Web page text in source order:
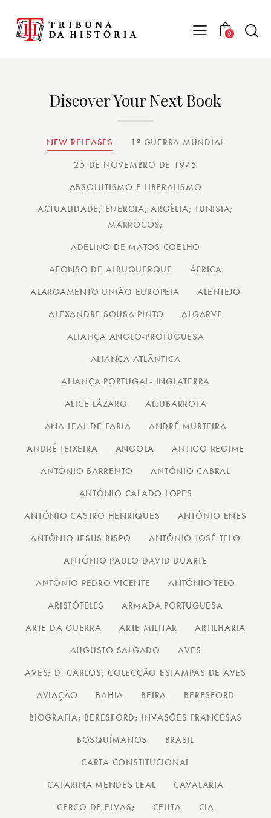
0
Discover Your Next Book
NEW RELEASES
1ª GUERRA MUNDIAL
25 DE NOVEMBRO DE 1975
ABSOLUTISMO E LIBERALISMO
ACTUALIDADE; ENERGIA; ARGÈLIA; TUNISIA;
MARROCOS;
ADELINO DE MATOS COELHO
AFONSO DE ALBUQUERQUE
ÁFRICA
ALARGAMENTO UNIÃO EUROPEIA
ALENTEJO
ALEXANDRE SOUSA PINTO
ALGARVE
ALIANÇA ANGLO-PROTUGUESA
ALIANÇA ATLÂNTICA
ALIANÇA PORTUGAL- INGLATERRA
ALICE LÁZARO
ALJUBARROTA
ANA LEAL DE FARIA
ANDRÉ MURTEIRA
ANDRÉ TEIXEIRA
ANGOLA
ANTIGO REGIME
ANTÓNIO BARRENTO
ANTÓNIO CABRAL
ANTÓNIO CALADO LOPES
ANTÓNIO CASTRO HENRIQUES
ANTÓNIO ENES
ANTÓNIO JESUS BISPO
ANTÓNIO JOSÉ TELO
ANTÓNIO PAULO DAVID DUARTE
ANTÓNIO PEDRO VICENTE
ANTÓNIO TELO
ARISTÓTELES
ARMADA PORTUGUESA
ARTE DA GUERRA
ARTE MILITAR
ARTILHARIA
AUGUSTO SALGADO
AVES
AVES; D. CARLOS; COLECÇÃO ESTAMPAS DE AVES
AVIAÇÃO
BAHIA BEIRA
BERESFORD
BIOGRAFIA; BERESFORD; INVASÕES FRANCESAS
BOSQUÍMANOS
BRASIL
CARTA CONSTITUCIONAL
CATARINA MENDES LEAL
CAVALARIA
CERCO DE ELVAS;
CEUTA
CIA